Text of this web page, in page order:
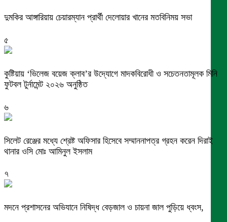
দুমকির আঙ্গারিয়ায় চেয়ারম্যান প্রার্থী দেলোয়ার খানের মতবিনিময় সভা
৫
কুষ্টিয়ায় ‘ভিলেজ বয়েজ ক্লাব’র উদ্যোগে মাদকবিরোধী ও সচেতনতামূলক মিনি
ফুটবল টুর্নামেন্ট ২০২৬ অনুষ্ঠিত
৬
সিলেট রেঞ্জের মধ্যে শ্রেষ্ট অফিসার হিসেবে সম্মাননাপত্র গ্রহন করেন দিরাই
থানার ওসি মোঃ আমিনুল ইসলাম
৭
মদনে প্রশাসনের অভিযানে নিষিদ্ধ বেড়জাল ও চায়না জাল পুড়িয়ে ধ্বংস,